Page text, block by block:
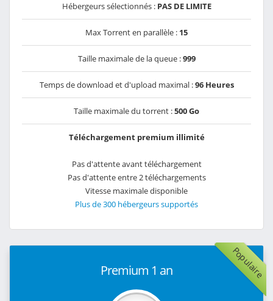
Hébergeurs sélectionnés : PAS DE LIMITE
Max Torrent en parallèle : 15
Taille maximale de la queue :999
Temps de download et d'upload maximal :96 Heures
Taille maximale du torrent :500 Go
Téléchargement premium illimité
Pas d'attente avant téléchargement
Pas d'attente entre 2 téléchargements
Vitesse maximale disponible
Plus de 300 hébergeurs supportés
Populaire
Premium 1 an